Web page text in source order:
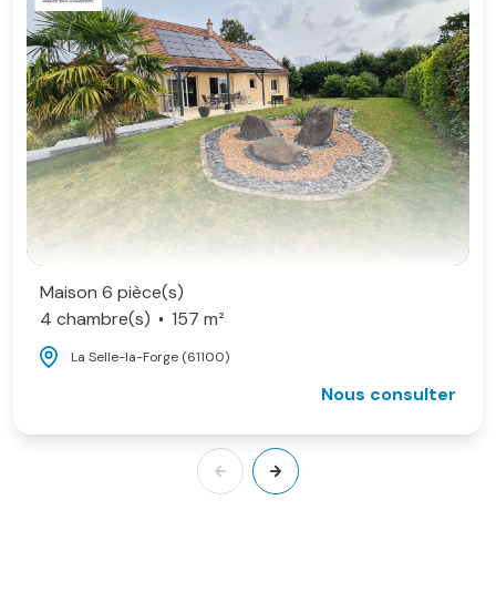
Maison 6 pièce(s)
4 chambre(s)
157 m²
La Selle-la-Forge (61100)
Nous consulter